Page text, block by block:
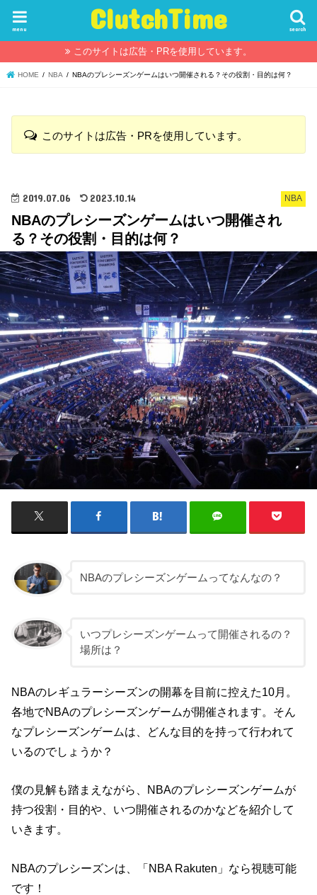
ClutchTime search
menu
このサイトは広告・PRを使用しています。
HOME NBA NBAのプレシーズンゲームはいつ開催される？その役割・目的は何？
このサイトは広告・PRを使用しています。
NBA
2019.07.06 2023.10.14
NBAのプレシーズンゲームはいつ開催され
る？その役割・目的は何？
NBAのプレシーズンゲームってなんなの？
いつプレシーズンゲームって開催されるの？
場所は？
NBAのレギュラーシーズンの開幕を目前に控えた10月。
各地でNBAのプレシーズンゲームが開催されます。そん
なプレシーズンゲームは、どんな目的を持って行われて
いるのでしょうか？
僕の見解も踏まえながら、NBAのプレシーズンゲームが
持つ役割・目的や、いつ開催されるのかなどを紹介して
いきます。
NBAのプレシーズンは、「NBA Rakuten」なら視聴可能
です！